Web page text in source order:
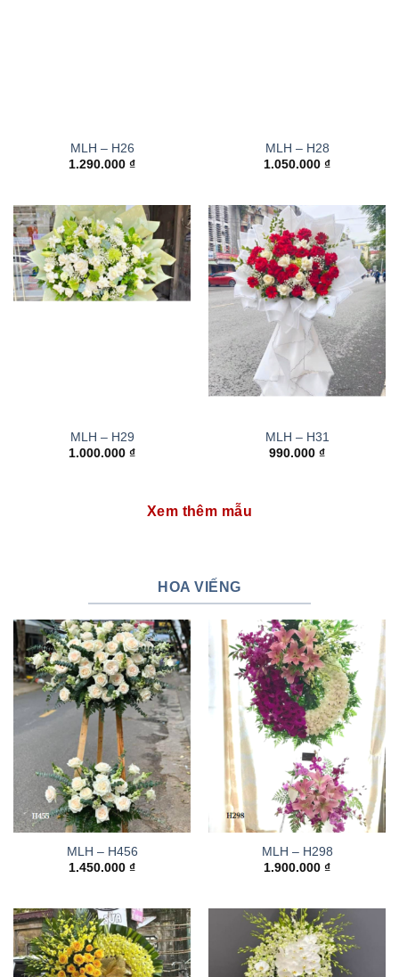
MLH – H26
1.290.000 ₫
MLH – H28
1.050.000 ₫
MLH – H29
1.000.000 ₫
MLH – H31
990.000 ₫
Xem thêm mẫu
HOA VIẾNG
MLH – H456
1.450.000 ₫
MLH – H298
1.900.000 ₫